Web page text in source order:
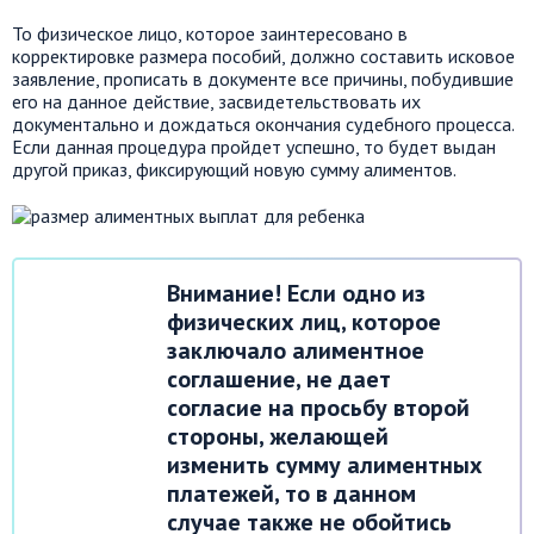
То физическое лицо, которое заинтересовано в
корректировке размера пособий, должно составить исковое
заявление, прописать в документе все причины, побудившие
его на данное действие, засвидетельствовать их
документально и дождаться окончания судебного процесса.
Если данная процедура пройдет успешно, то будет выдан
другой приказ, фиксирующий новую сумму алиментов.
Внимание! Если одно из
физических лиц, которое
заключало алиментное
соглашение, не дает
согласие на просьбу второй
стороны, желающей
изменить сумму алиментных
платежей, то в данном
случае также не обойтись